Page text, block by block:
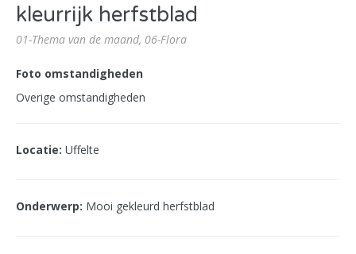
kleurrijk herfstblad
01-Thema van de maand, 06-Flora
Foto omstandigheden
Overige omstandigheden
Locatie: Uffelte
Onderwerp: Mooi gekleurd herfstblad